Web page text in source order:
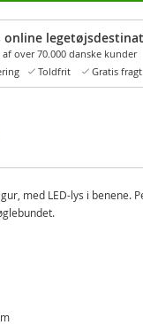
online
af over 70.000 danske kunder
Toldfrit Gratis
med LED-lys i benene.